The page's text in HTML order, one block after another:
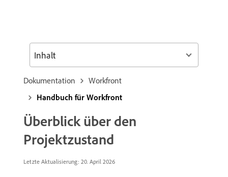
Dokumentation
Workfront
Handbuch für Workfront
Überblick über den
Projektzustand
Letzte Aktualisierung: 20. April 2026
Inhalt